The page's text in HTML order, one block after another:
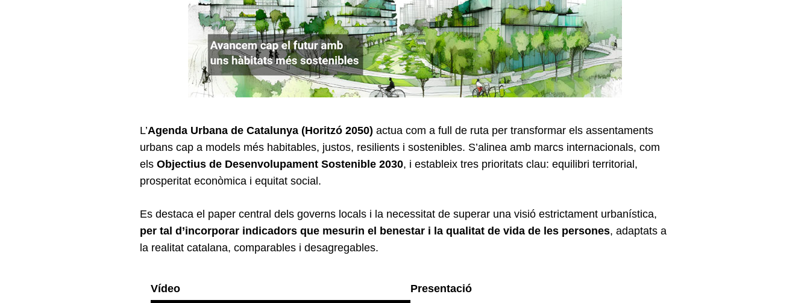
L’Agenda Urbana de Catalunya (Horitzó 2050) actua com a full de ruta per transformar els assentaments
urbans cap a models més habitables, justos, resilients i sostenibles. S’alinea amb marcs internacionals, com
els Objectius de Desenvolupament Sostenible 2030, i estableix tres prioritats clau: equilibri territorial,
prosperitat econòmica i equitat social.
Es destaca el paper central dels governs locals i la necessitat de superar una visió estrictament urbanística,
per tal d’incorporar indicadors que mesurin el benestar i la qualitat de vida de les persones, adaptats a
la realitat catalana, comparables i desagregables.
Vídeo Presentació